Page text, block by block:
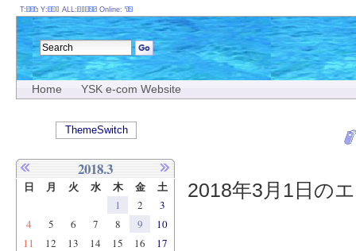
Home YSK e-com Website
2018年3月1日の
T: Y: ALL: Online:
ThemeSwitch
2018.3
日 月 火 水 木 金 土
1 2
3
4
5 6 7 8 9
10
11
12 13 14 15 16
17